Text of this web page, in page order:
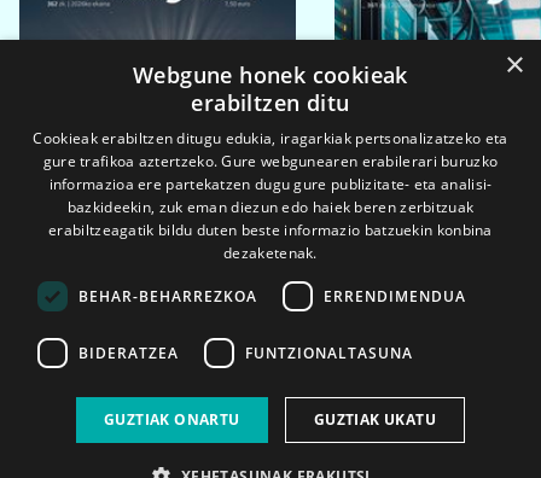
2026ko eka. 1a 2026ko mar. 1a
×
Webgune honek cookieak
erabiltzen ditu
Cookieak erabiltzen ditugu edukia, iragarkiak pertsonalizatzeko eta
gure trafikoa aztertzeko. Gure webgunearen erabilerari buruzko
informazioa ere partekatzen dugu gure publizitate- eta analisi-
bazkideekin, zuk eman diezun edo haiek beren zerbitzuak
erabiltzeagatik bildu duten beste informazio batzuekin konbina
dezaketenak.
BEHAR-BEHARREZKOA ERRENDIMENDUA
BIDERATZEA FUNTZIONALTASUNA
GUZTIAK ONARTU GUZTIAK UKATU